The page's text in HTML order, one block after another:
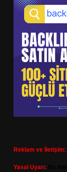
Reklam ve İletişim:
Yasal Uyarı: